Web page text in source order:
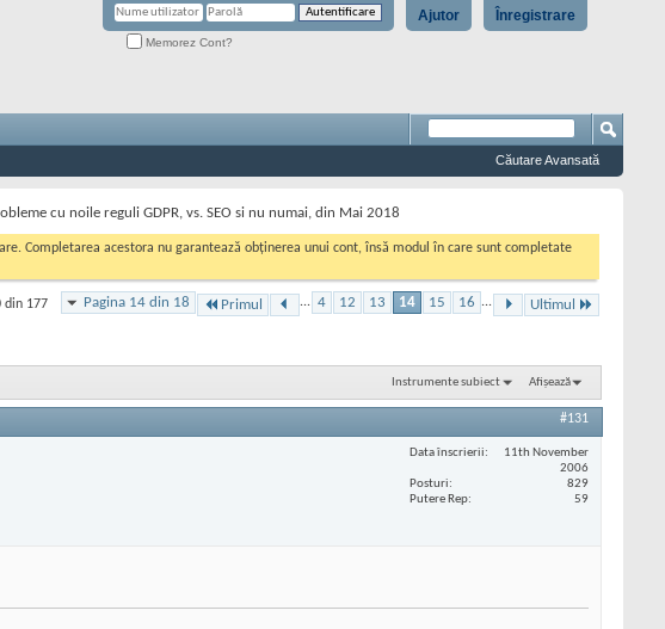
Înregistrare
Ajutor
Memorez Cont?
Căutare Avansată
cu noile reguli GDPR, vs. SEO si nu numai, din Mai 2018
Completarea acestora nu garantează obținerea unui cont, însă modul în care sunt completate
Pagina 14 din 18 Primul ... 4 12 13 14 15 16 ... Ultimul
din 177
Instrumente subiect Afișează
#131
Data înscrierii
11th November
2006
Posturi
829
Putere Rep
59